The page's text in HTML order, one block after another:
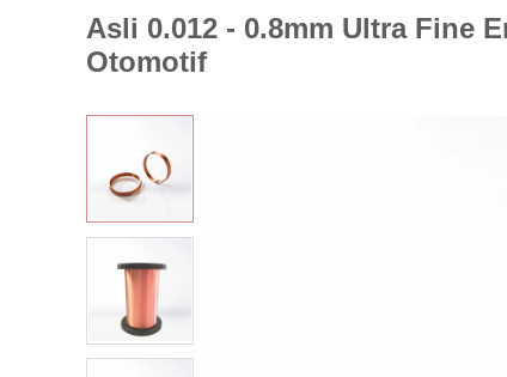
Asli 0.012 - 0.8mm Ultra Fine
Otomotif